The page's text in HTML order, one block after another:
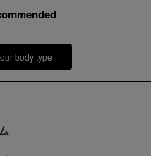
body type